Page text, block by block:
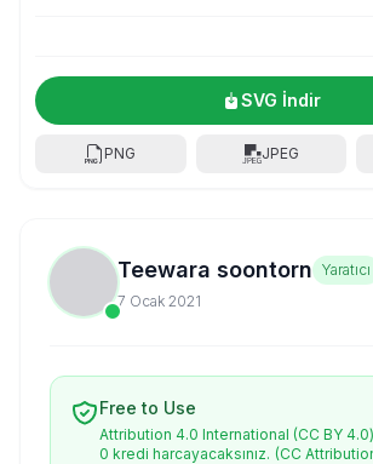
SVG İndir
PNG JPEG
Teewara soontorn Yaratıcı
7 Ocak 2021
Free to Use
Attribution 4.0 International (CC BY
0 kredi harcayacaksınız. (CC